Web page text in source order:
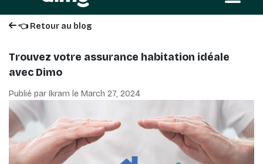
👈 Retour au blog
Trouvez votre assurance habitation idéale
avec Dimo
Publié par Ikram le March 27, 2024